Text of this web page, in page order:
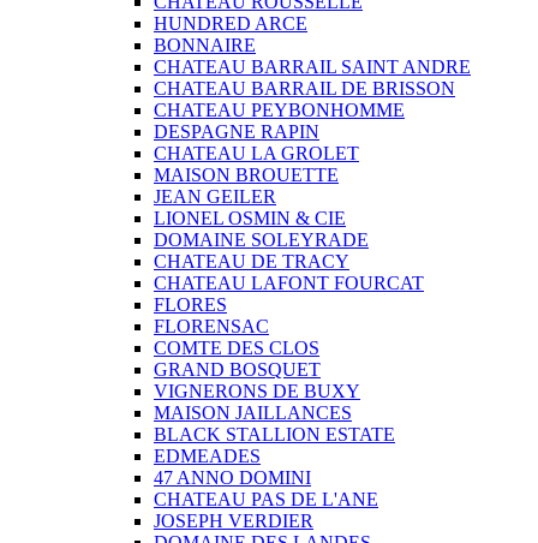
HUNDRED ARCE
BONNAIRE
CHATEAU BARRAIL SAINT ANDRE
CHATEAU BARRAIL DE BRISSON
CHATEAU PEYBONHOMME
DESPAGNE RAPIN
CHATEAU LA GROLET
MAISON BROUETTE
JEAN GEILER
LIONEL OSMIN & CIE
DOMAINE SOLEYRADE
CHATEAU DE TRACY
CHATEAU LAFONT FOURCAT
FLORES
FLORENSAC
COMTE DES CLOS
GRAND BOSQUET
VIGNERONS DE BUXY
MAISON JAILLANCES
BLACK STALLION ESTATE
EDMEADES
47 ANNO DOMINI
CHATEAU PAS DE L'ANE
JOSEPH VERDIER